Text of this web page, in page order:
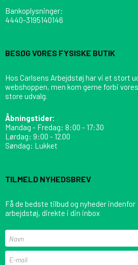
Bankoplysninger:
4440-3195140146
BESØG VORES FYSISKE BUTIK
Hos Carlsens Arbejdstøj har vi et stort
webshoppen, men kom gerne forbi
store udvalg.
Åbningstider:
Mandag - Fredag: 8:00 - 17:30
Lørdag: 9:00 - 12.00
Søndag: Lukket
TILMELD NYHEDSBREV
Få de bedste tilbud og nyheder indenfor
arbejdstøj, direkte i din inbox